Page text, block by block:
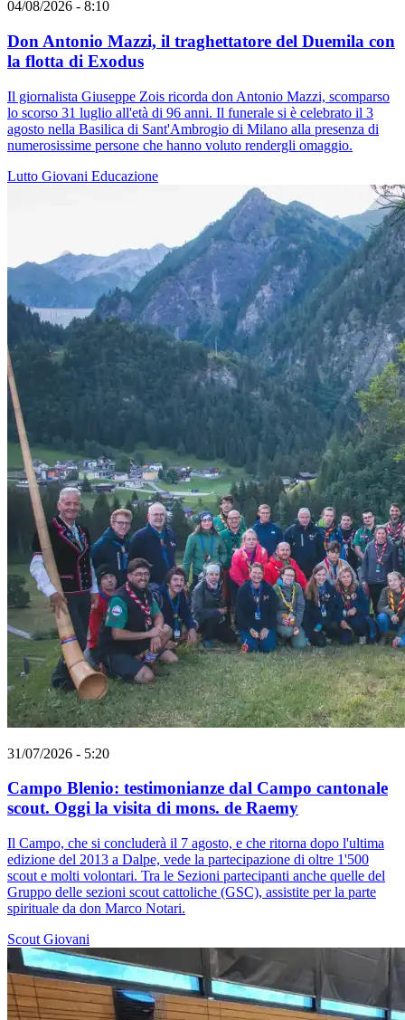
04/08/2026 - 8:10
Don Antonio Mazzi, il traghettatore del Duemila con
la flotta di Exodus
Il giornalista Giuseppe Zois ricorda don Antonio Mazzi, scomparso
lo scorso 31 luglio all'età di 96 anni. Il funerale si è celebrato il 3
agosto nella Basilica di Sant'Ambrogio di Milano alla presenza di
numerosissime persone che hanno voluto rendergli omaggio.
Lutto Giovani Educazione
31/07/2026 - 5:20
Campo Blenio: testimonianze dal Campo cantonale
scout. Oggi la visita di mons. de Raemy
Il Campo, che si concluderà il 7 agosto, e che ritorna dopo l'ultima
edizione del 2013 a Dalpe, vede la partecipazione di oltre 1'500
scout e molti volontari. Tra le Sezioni partecipanti anche quelle del
Gruppo delle sezioni scout cattoliche (GSC), assistite per la parte
spirituale da don Marco Notari.
Scout Giovani